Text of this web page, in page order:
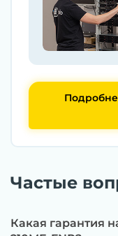
Частые
Какая гарантия